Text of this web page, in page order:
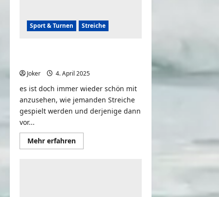
Sport & Turnen Streiche
Joker 4. April 2025
es ist doch immer wieder schön mit
anzusehen, wie jemanden Streiche
gespielt werden und derjenige dann
vor...
Mehr erfahrenMehr
Informationen